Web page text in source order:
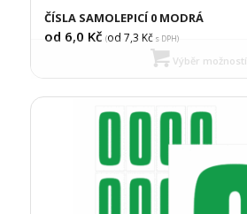
ČÍSLA SAMOLEPICÍ 0 MODRÁ
od 6,0 Kč (od 7,3 Kčs DPH)
Výběr možností